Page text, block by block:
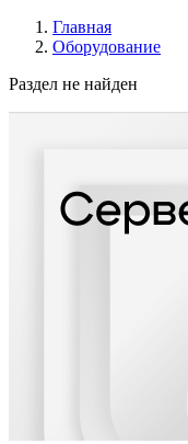
Главная
Оборудование
Раздел не найден